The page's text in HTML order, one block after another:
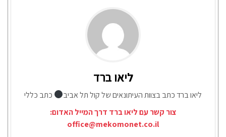
ליאו ברד
ליאו ברד כתב בצוות העיתונאים של קול תל אביב
כתב כללי
צור קשר עם ליאו ברד דרך המייל האדום:
office@mekomonet.co.il